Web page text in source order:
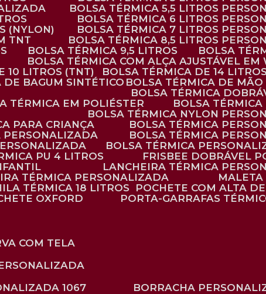
BOLSA TÉRMICA 5,5 LITROS
BOLSA TÉRMICA 6 LITROS
(NYLON)
BOLSA TÉRMICA 7 LITROS
TNT
BOLSA TÉRMICA 8,5 LITROS
BOLSA TÉRMICA 9,5 LITROS
BOLSA
BOLSA TÉRMICA COM ALÇA AJUSTÁVEL EM
10 LITROS (TNT)
BOLSA TÉRMICA DE 14
DE BAGUM SINTÉTICO
BOLSA TÉRMICA DE
BOLSA TÉRMICA
TÉRMICA EM POLIÉSTER
BOLSA
BOLSA TÉRMICA NYLON
PARA CRIANÇA
BOLSA TÉRMICA
PERSONALIZADA
BOLSA TÉRMICA
BOLSA TÉRMICA
PU 4 LITROS
FRISBEE DOBRÁVEL
LANCHEIRA TÉRMICA
TÉRMICA PERSONALIZADA
TÉRMICA 18 LITROS
POCHETE COM ALTA
OXFORD
PORTA-GARRAFAS
COM TELA
1067
BORRACHA